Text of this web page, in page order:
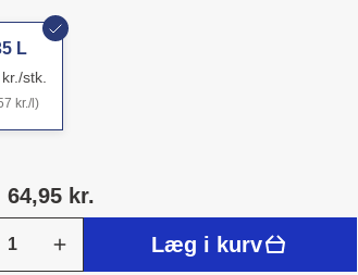
L
stk.
kr./l)
64,95 kr.
Læg i kurv